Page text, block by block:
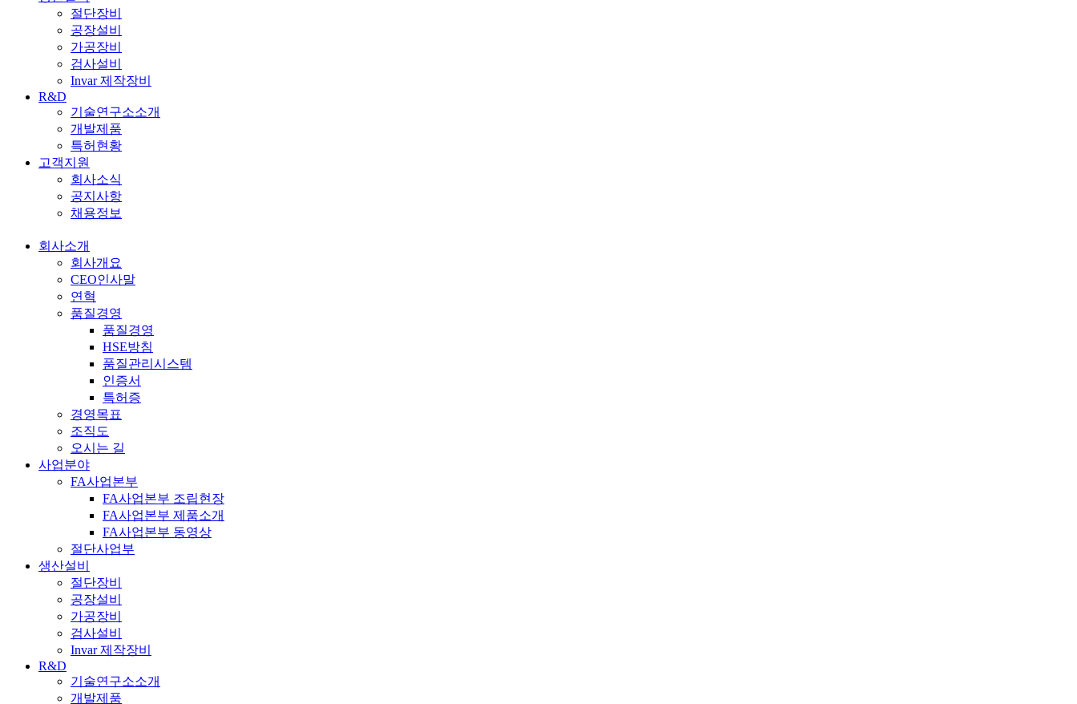
절단장비
공장설비
가공장비
검사설비
Invar 제작장비
R&D
기술연구소소개
개발제품
특허현황
고객지원
회사소식
공지사항
채용정보
회사소개
회사개요
CEO인사말
연혁
품질경영
품질경영
HSE방침
품질관리시스템
인증서
특허증
경영목표
조직도
오시는 길
사업분야
FA사업본부
FA사업본부 조립현장
FA사업본부 제품소개
FA사업본부 동영상
절단사업부
생산설비
절단장비
공장설비
가공장비
검사설비
Invar 제작장비
R&D
기술연구소소개
개발제품